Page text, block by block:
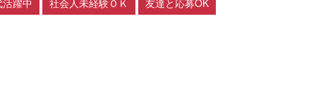
躍中 社会人未経験ＯＫ
友達と応募OK